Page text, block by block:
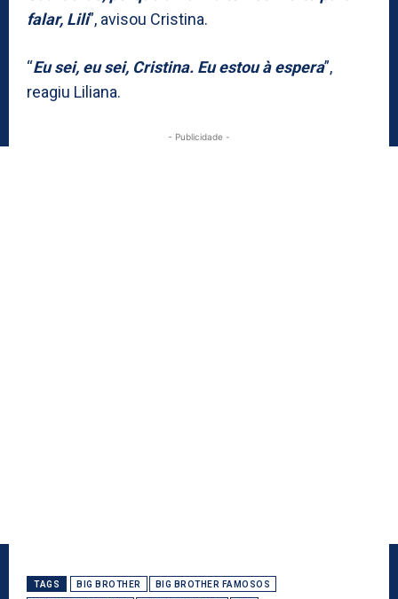
falar, Lili”, avisou Cristina.
“Eu sei, eu sei, Cristina. Eu estou à espera”,
reagiu Liliana.
- Publicidade -
TAGS BIG BROTHER BIG BROTHER FAMOSOS